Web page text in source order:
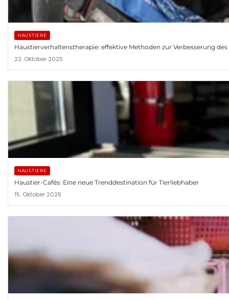
HAUSTIERE
Haustierverhaltenstherapie: effektive Methoden zur Verbesserung des
22. Oktober 2025
HAUSTIERE
Haustier-Cafés: Eine neue Trenddestination für Tierliebhaber
15. Oktober 2025